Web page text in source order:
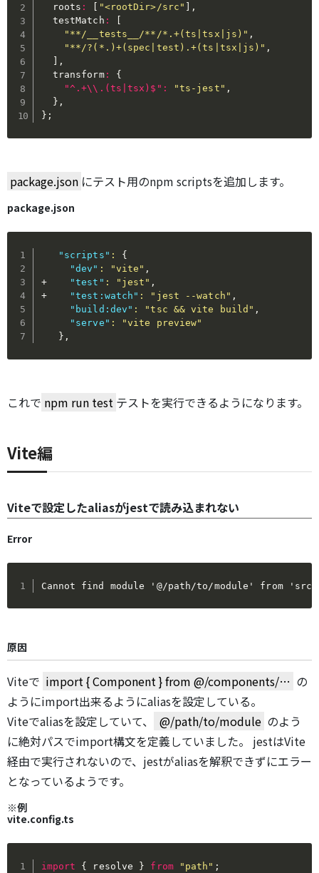
  roots
: "<rootDir>/src"
,
  testMatch
:
"**/__tests__/**/*.+(ts|tsx|js)" ,
"**/?(*.)+(spec|test).+(ts|tsx|js)" ,
,
  transform
:
{
"^.+\\.(ts|tsx)$" : "ts-jest" ,
} ,
} ;
package.json にテスト用のnpm scriptsを追加します。
package.json
"scripts" :
{
"dev" : "vite" ,
+
"test" : "jest" ,
+
"test:watch" : "jest --watch" ,
"build:dev" : "tsc && vite build" ,
"serve" :
"vite preview"
} ,
これで npm run test テストを実行できるようになります。
Vite編
Viteで設定したaliasがjestで読み込まれない
Error
Cannot find module '@/path/to/module' from 'src/
原因
Viteで import { Component } from @/components/… の
ようにimport出来るようにaliasを設定している。
Viteでaliasを設定していて、
@/path/to/module のよう
に絶対パスでimport構文を定義していました。 jestはVite
経由で実行されないので、jestがaliasを解釈できずにエラー
となっているようです。
※例
vite.config.ts
import { resolve } from "path" ;